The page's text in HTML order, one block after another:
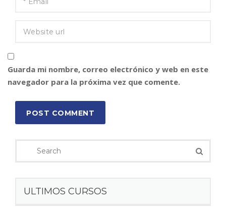
Guarda mi nombre, correo electrónico y web en este
navegador para la próxima vez que comente.
POST COMMENT
ULTIMOS CURSOS